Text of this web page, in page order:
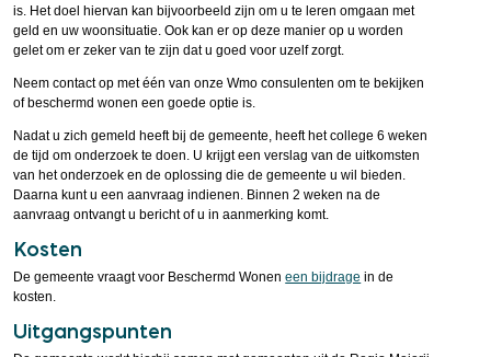
is. Het doel hiervan kan bijvoorbeeld zijn om u te leren omgaan met
geld en uw woonsituatie. Ook kan er op deze manier op u worden
gelet om er zeker van te zijn dat u goed voor uzelf zorgt.
Neem contact op met één van onze Wmo consulenten om te bekijken
of beschermd wonen een goede optie is.
Nadat u zich gemeld heeft bij de gemeente, heeft het college 6 weken
de tijd om onderzoek te doen. U krijgt een verslag van de uitkomsten
van het onderzoek en de oplossing die de gemeente u wil bieden.
Daarna kunt u een aanvraag indienen. Binnen 2 weken na de
aanvraag ontvangt u bericht of u in aanmerking komt.
Kosten
De gemeente vraagt voor Beschermd Woneneen bijdrage in de
kosten.
Uitgangspunten